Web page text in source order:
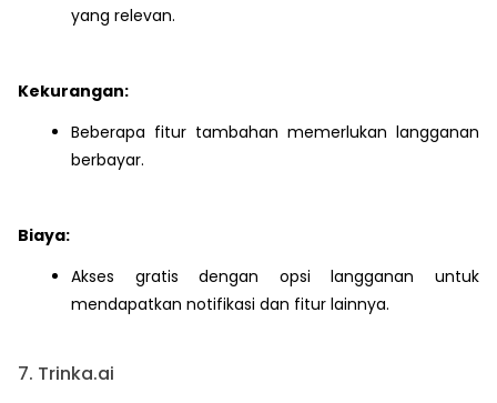
yang relevan.
Kekurangan:
Beberapa fitur tambahan memerlukan langganan
berbayar.
Biaya:
Akses gratis dengan opsi langganan untuk
mendapatkan notifikasi dan fitur lainnya.
7. Trinka.ai